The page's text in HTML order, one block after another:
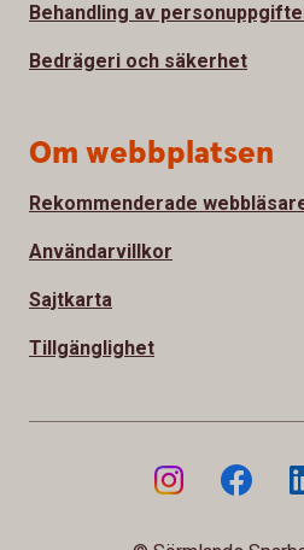
Behandling av
Bedrägeri och säkerhet
Om webbplatsen
Rekommenderade
Användarvillkor
Sajtkarta
Tillgänglighet